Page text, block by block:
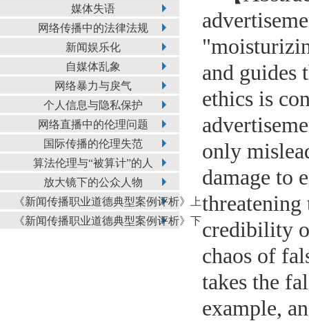
媒体失语
网络传播中的法律法规
新闻娱乐化
自媒体乱象
网络暴力与戾气
个人信息与隐私保护
网络直播中的伦理问题
国际传播的伦理失范
算法伦理与“被算计”的人
放大镜下的公众人物
《新闻传播职业道德典型案例评析》上
《新闻传播职业道德典型案例评析》下
and guides
ethics is
only
damage to
credibility
chaos of
takes the
example,